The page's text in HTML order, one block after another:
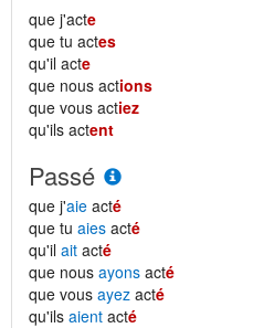
que j'acte
que tu actes
qu'il acte
que nous actions
que vous actiez
qu'ils actent
Passé
que j'aie acté
que tu aies acté
qu'il ait acté
que nous ayons acté
que vous ayez acté
qu'ils aient acté